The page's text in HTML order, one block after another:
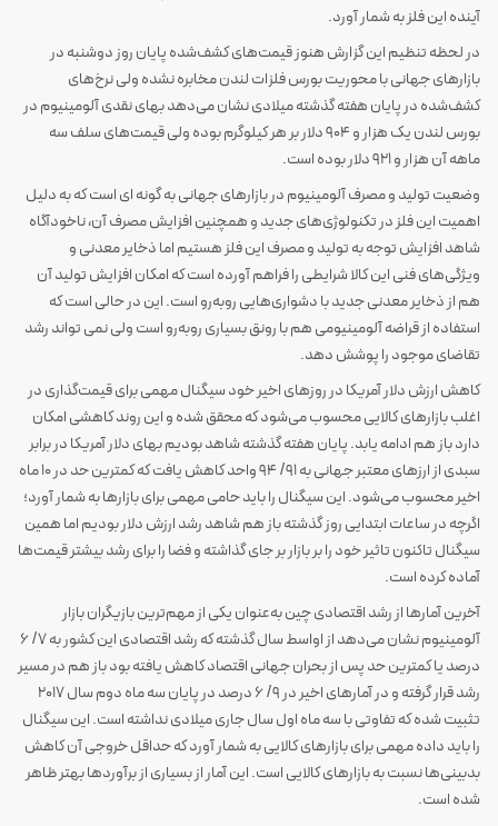
آینده این فلز به شمار آورد.
در لحظه تنظیم این گزارش هنوز قیمت‌های کشف‌شده پایان روز دوشنبه در
بازارهای جهانی با محوریت بورس فلزات لندن مخابره نشده ولی نرخ‌های
کشف‌شده در پایان هفته گذشته میلادی نشان می‌دهد بهای نقدی آلومینیوم در
بورس لندن یک هزار و ۹۰۴ دلار بر هر کیلوگرم بوده ولی قیمت‌های سلف سه
ماهه آن هزار و ۹۲۱ دلار بوده است.
وضعیت تولید و مصرف آلومینیوم در بازارهای جهانی به گونه ای است که به دلیل
اهمیت این فلز در تکنولوژی‌های جدید و همچنین افزایش مصرف آن‌، ناخودآگاه
شاهد افزایش توجه به تولید و مصرف این فلز هستیم اما ذخایر معدنی و
ویژگی‌های فنی این کالا شرایطی را فراهم آورده است که امکان افزایش تولید آن
هم از ذخایر معدنی جدید با دشواری‌هایی رو‌به‌رو است. این در حالی است که
استفاده از قراضه آلومینیومی هم با رونق بسیاری رو‌به‌رو است ولی نمی تواند رشد
تقاضای موجود را پوشش دهد.
کاهش ارزش دلار آمریکا در روزهای اخیر خود سیگنال مهمی برای قیمت‌گذاری در
اغلب بازارهای کالایی محسوب می‌شود که محقق شده و این روند کاهشی امکان
دارد باز هم ادامه یابد. پایان هفته گذشته شاهد بودیم بهای دلار آمریکا در برابر
سبدی از ارزهای معتبر جهانی به ۹۱/ ۹۴ واحد کاهش یافت که کمترین حد در ۱۰ ماه
اخیر محسوب می‌شود. این سیگنال را باید حامی مهمی برای بازارها به شمار آورد؛
اگرچه در ساعات ابتدایی روز گذشته باز هم شاهد رشد ارزش دلار بودیم‌ اما همین
سیگنال تاکنون تاثیر خود را بر بازار بر جای گذاشته و فضا را برای رشد بیشتر قیمت‌ها
آماده کرده است.
آخرین آمارها از رشد اقتصادی چین به‌عنوان یکی از مهم‌ترین بازیگران بازار
آلومینیوم نشان می‌دهد از اواسط سال گذشته که رشد اقتصادی این کشور به ۷/ ۶
درصد یا کمترین حد پس از بحران جهانی اقتصاد کاهش یافته بود باز هم در مسیر
رشد قرار گرفته و در آمارهای اخیر در ۹/ ۶ درصد در پایان سه ماه دوم سال ۲۰۱۷
تثبیت شده که تفاوتی با سه ماه اول سال جاری میلادی نداشته است. این سیگنال
را باید داده مهمی برای بازارهای کالایی به شمار آورد که حداقل خروجی آن کاهش
بدبینی‌ها نسبت به بازارهای کالایی است. این آمار از بسیاری از برآوردها بهتر ظاهر
شده است.